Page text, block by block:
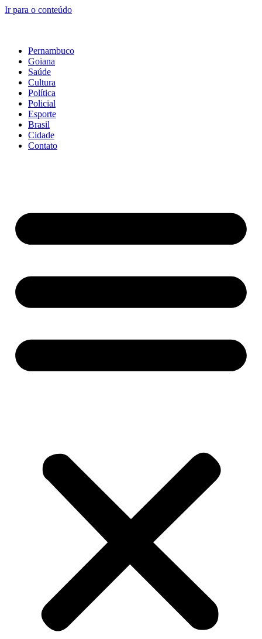
Ir para o conteúdo
Pernambuco
Goiana
Saúde
Cultura
Política
Policial
Esporte
Brasil
Cidade
Contato